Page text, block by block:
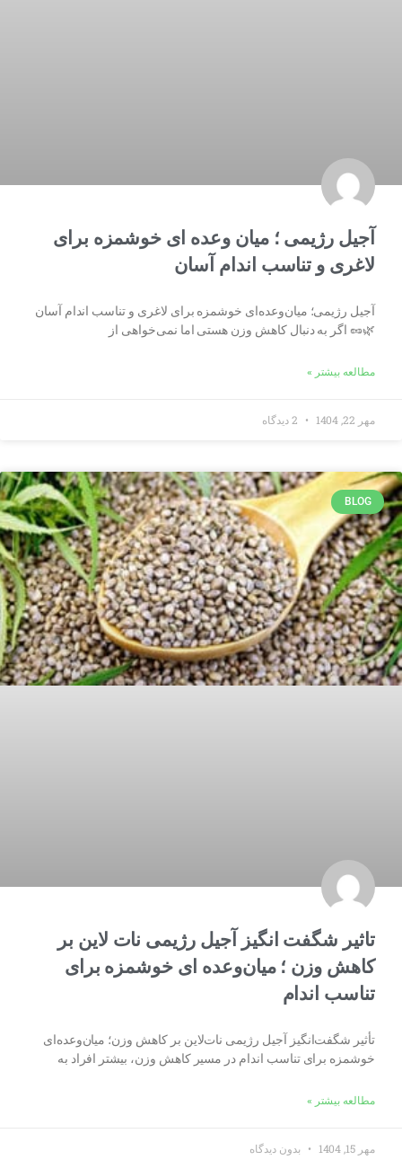
آجیل رژیمی ؛ میان وعده ای خوشمزه برای
لاغری و تناسب اندام آسان
آجیل رژیمی؛ میان‌وعده‌ای خوشمزه برای لاغری و تناسب اندام آسان
🌿🥜 اگر به دنبال کاهش وزن هستی اما نمی‌خواهی از
مطالعه بیشتر »
مهر 22, 1404
BLOG
تاثیر شگفت انگیز آجیل رژیمی نات لاین بر
کاهش وزن ؛ میان‌وعده ای خوشمزه برای
تناسب اندام
تأثیر شگفت‌انگیز آجیل رژیمی نات‌لاین بر کاهش وزن؛ میان‌وعده‌ای
خوشمزه برای تناسب اندام در مسیر کاهش وزن، بیشتر افراد به
مطالعه بیشتر »
مهر 15, 1404 بدون دیدگاه